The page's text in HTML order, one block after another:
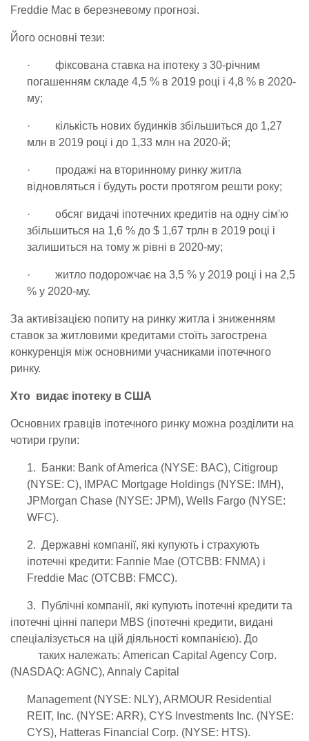
Freddie Mac в березневому прогнозі.
Його основні тези:
· фіксована ставка на іпотеку з 30-річним
погашенням складе 4,5 % в 2019 році і 4,8 % в 2020-
му;
· кількість нових будинків збільшиться до 1,27
млн в 2019 році і до 1,33 млн на 2020-й;
· продажі на вторинному ринку житла
відновляться і будуть рости протягом решти року;
· обсяг видачі іпотечних кредитів на одну сім'ю
збільшиться на 1,6 % до $ 1,67 трлн в 2019 році і
залишиться на тому ж рівні в 2020-му;
· житло подорожчає на 3,5 % у 2019 році і на 2,5
% у 2020-му.
За активізацією попиту на ринку житла і зниженням
ставок за житловими кредитами стоїть загострена
конкуренція між основними учасниками іпотечного
ринку.
Хто видає іпотеку в США
Основних гравців іпотечного ринку можна розділити на
чотири групи:
1. Банки: Bank of America (NYSE: BAC), Citigroup
(NYSE: C), IMPAC Mortgage Holdings (NYSE: IMH),
JPMorgan Chase (NYSE: JPM), Wells Fargo (NYSE:
WFC).
2. Державні компанії, які купують і страхують
іпотечні кредити: Fannie Mae (OTCBB: FNMA) і
Freddie Mac (OTCBB: FMCC).
3. Публічні компанії, які купують іпотечні кредити та
іпотечні цінні папери MBS (іпотечні кредити, видані
спеціалізується на цій діяльності компанією). До
таких належать: American Capital Agency Corp.
(NASDAQ: AGNC), Annaly Capital
Management (NYSE: NLY), ARMOUR Residential
REIT, Inc. (NYSE: ARR), CYS Investments Inc. (NYSE:
CYS), Hatteras Financial Corp. (NYSE: HTS).